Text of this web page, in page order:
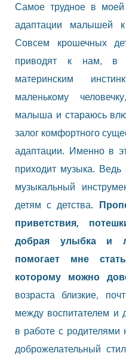
Самое трудное в
адаптации малышей
Совсем крошечных
приводят к нам, в
материнским
маленькому
малыша и стараюсь
залог комфортного
адаптации. Именно в
приходит музыка. Ведь
музыкальный
детям с детства.
приветствия,
добрая улыбка и
помогает мне
которому можно
возраста близкие,
между воспитателем и
в работе с родителями
доброжелательный